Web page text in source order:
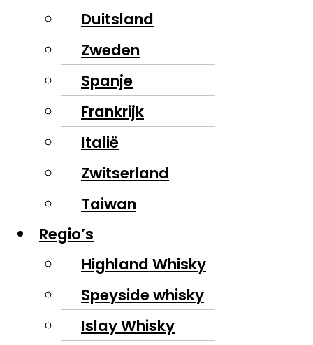
Duitsland
Zweden
Spanje
Frankrijk
Italië
Zwitserland
Taiwan
Regio’s
Highland Whisky
Speyside whisky
Islay Whisky